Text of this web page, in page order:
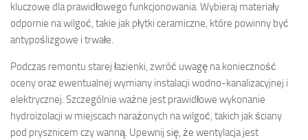
kluczowe dla prawidłowego funkcjonowania. Wybieraj materiały
odpornie na wilgoć, takie jak płytki ceramiczne, które powinny być
antypoślizgowe i trwałe.
Podczas remontu starej łazienki, zwróć uwagę na konieczność
oceny oraz ewentualnej wymiany instalacji wodno-kanalizacyjnej i
elektrycznej. Szczególnie ważne jest prawidłowe wykonanie
hydroizolacji w miejscach narażonych na wilgoć, takich jak ściany
pod prysznicem czy wanną. Upewnij się, że wentylacja jest